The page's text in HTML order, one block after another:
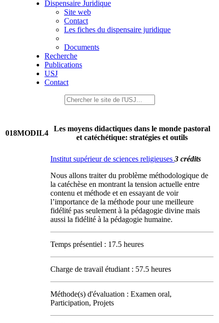
Dispensaire Juridique
Site web
Contact
Les fiches du dispensaire juridique
Documents
Recherche
Publications
USJ
Contact
018MODIL4
Les moyens didactiques dans le monde pastoral
et catéchétique: stratégies et outils
Institut supérieur de sciences religieuses 3 crédits
Nous allons traiter du problème méthodologique de
la catéchèse en montrant la tension actuelle entre
contenu et méthode et en essayant de voir
l’importance de la méthode pour une meilleure
fidélité pas seulement à la pédagogie divine mais
aussi la fidélité à la pédagogie humaine.
Temps présentiel : 17.5 heures
Charge de travail étudiant : 57.5 heures
Méthode(s) d'évaluation : Examen oral,
Participation, Projets